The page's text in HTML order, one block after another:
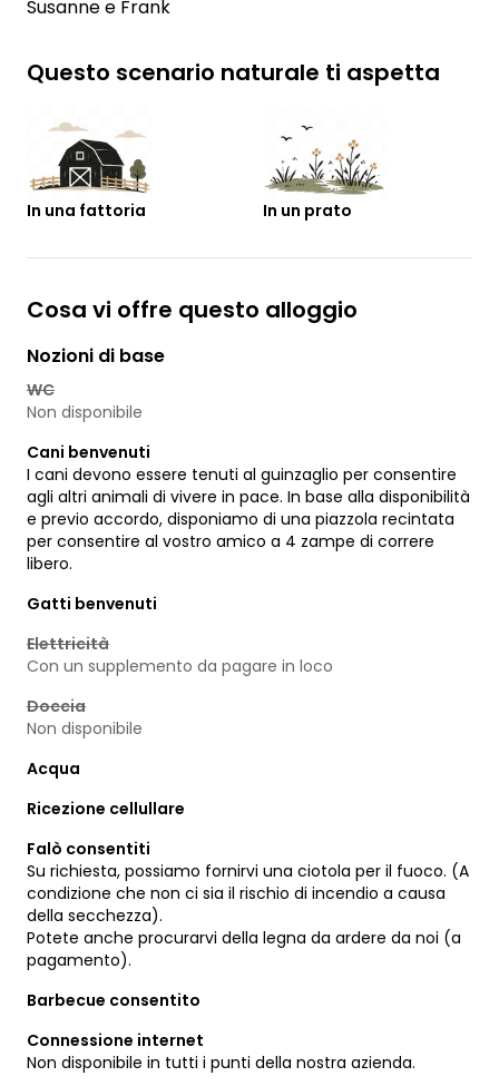
Susanne e Frank
Questo scenario naturale ti aspetta
In una fattoria In un prato
Cosa vi offre questo alloggio
Nozioni di base
WC
Non disponibile
Cani benvenuti
I cani devono essere tenuti al guinzaglio per consentire
agli altri animali di vivere in pace. In base alla disponibilità
e previo accordo, disponiamo di una piazzola recintata
per consentire al vostro amico a 4 zampe di correre
libero.
Gatti benvenuti
Elettricità
Con un supplemento da pagare in loco
Doccia
Non disponibile
Acqua
Ricezione cellullare
Falò consentiti
Su richiesta, possiamo fornirvi una ciotola per il fuoco. (A
condizione che non ci sia il rischio di incendio a causa
della secchezza).
Potete anche procurarvi della legna da ardere da noi (a
pagamento).
Barbecue consentito
Connessione internet
Non disponibile in tutti i punti della nostra azienda.